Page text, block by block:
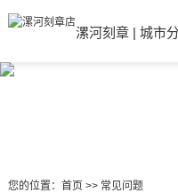
漯河刻章| 城市
您的位置： 首页 >> 常见问题